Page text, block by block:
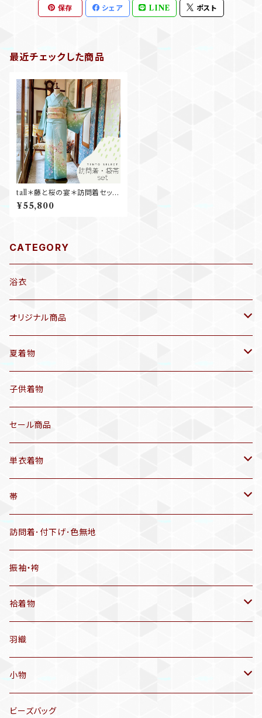
保存 シェア LINE ポスト
最近チェックした商品
tall＊藤と桜の宴＊訪問着セット
未使用品 辻ヶ花模様 扇 卒業式
入学式 結婚式 七五三ママ 訪問
¥55,800
CATEGORY
浴衣
オリジナル商品
袷着物(10〜5月頃)
セオα 着物(5〜9月頃)
三分紐
帯揚げ
羽織
半幅帯
有松絞り浴衣(6～9月頃)
夏着物
アンティーク着物
リサイクル着物
子供着物
セール商品
単衣着物
アンティーク着物
リサイクル着物
帯
リサイクル帯
アンティーク帯
アンティーク仕立てかえ帯
名古屋帯
洒落袋帯
袋帯
訪問着･付下げ･色無地
振袖・袴
袷着物
アンティーク着物
リサイクル着物
訪問着、付下げ、色無地
羽織
小物
帯揚げ
ビーズバッグ